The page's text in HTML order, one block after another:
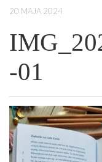
20 MAJA 2024
-01